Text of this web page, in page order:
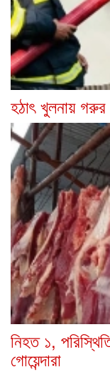
হঠাৎ খুলনায়
নিহত ১,
গোয়েন্দারা